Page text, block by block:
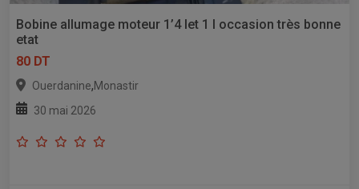
Bobine allumage moteur 1’4 let 1 l occasion très bonne
etat
80 DT
Ouerdanine,Monastir
30 mai 2026